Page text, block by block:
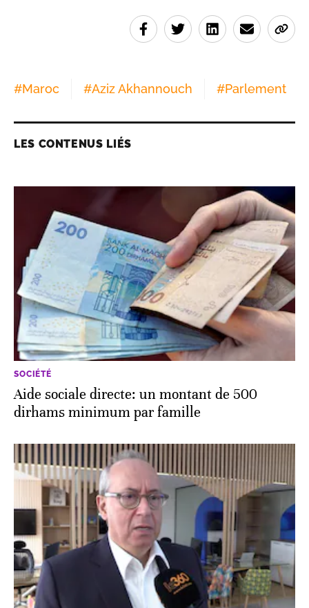
#Maroc #Aziz Akhannouch #Parlement
LES CONTENUS LIÉS
SOCIÉTÉ
Aide sociale directe: un montant de 500
dirhams minimum par famille